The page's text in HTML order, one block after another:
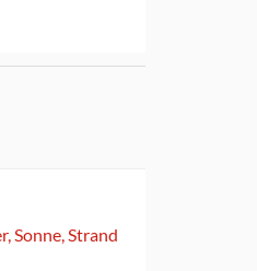
Sonne, Strand